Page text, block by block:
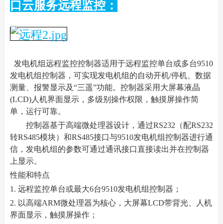
口云服务远程监控：
发电机组远程监控控制器适用于远程监控单台或多台9510
发电机组控制器，可实现发电机组的自动开机/停机、数据
测量、报警显示及“三遥”功能。控制器采用大屏幕液晶
(LCD)人机界面显示，多级别操作权限，触摸屏操作简
单，运行可靠。
控制器基于高端微处理器设计，通过RS232（配RS232
转RS485模块）和RS485接口与9510发电机组控制器进行通
信，发电机组的参数可通过通讯接口直接读出并在控制器
上显示。
性能和特点
1. 远程监控单台或最大6台9510发电机组控制器；
2. 以高端ARM微处理器为核心，大屏幕LCD带背光、人机
界面显示，触摸屏操作；